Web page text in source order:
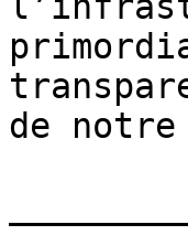
de notre